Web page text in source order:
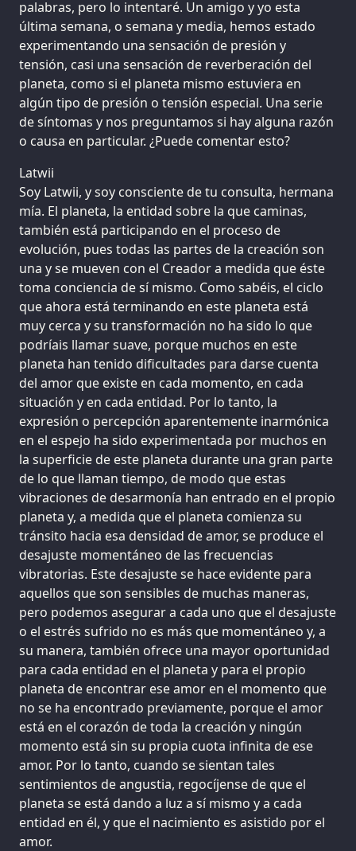
palabras, pero lo intentaré. Un amigo y yo esta
última semana, o semana y media, hemos estado
experimentando una sensación de presión y
tensión, casi una sensación de reverberación del
planeta, como si el planeta mismo estuviera en
algún tipo de presión o tensión especial. Una serie
de síntomas y nos preguntamos si hay alguna razón
o causa en particular. ¿Puede comentar esto?
Latwii
Soy Latwii, y soy consciente de tu consulta, hermana
mía. El planeta, la entidad sobre la que caminas,
también está participando en el proceso de
evolución, pues todas las partes de la creación son
una y se mueven con el Creador a medida que éste
toma conciencia de sí mismo. Como sabéis, el ciclo
que ahora está terminando en este planeta está
muy cerca y su transformación no ha sido lo que
podríais llamar suave, porque muchos en este
planeta han tenido dificultades para darse cuenta
del amor que existe en cada momento, en cada
situación y en cada entidad. Por lo tanto, la
expresión o percepción aparentemente inarmónica
en el espejo ha sido experimentada por muchos en
la superficie de este planeta durante una gran parte
de lo que llaman tiempo, de modo que estas
vibraciones de desarmonía han entrado en el propio
planeta y, a medida que el planeta comienza su
tránsito hacia esa densidad de amor, se produce el
desajuste momentáneo de las frecuencias
vibratorias. Este desajuste se hace evidente para
aquellos que son sensibles de muchas maneras,
pero podemos asegurar a cada uno que el desajuste
o el estrés sufrido no es más que momentáneo y, a
su manera, también ofrece una mayor oportunidad
para cada entidad en el planeta y para el propio
planeta de encontrar ese amor en el momento que
no se ha encontrado previamente, porque el amor
está en el corazón de toda la creación y ningún
momento está sin su propia cuota infinita de ese
amor. Por lo tanto, cuando se sientan tales
sentimientos de angustia, regocíjense de que el
planeta se está dando a luz a sí mismo y a cada
entidad en él, y que el nacimiento es asistido por el
amor.